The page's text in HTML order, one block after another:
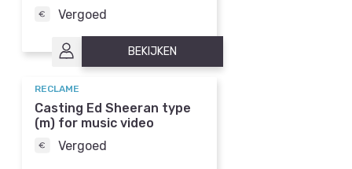
Vergoed
BEKIJKEN
RECLAME
Casting Ed Sheeran type
(m) for music video
Vergoed